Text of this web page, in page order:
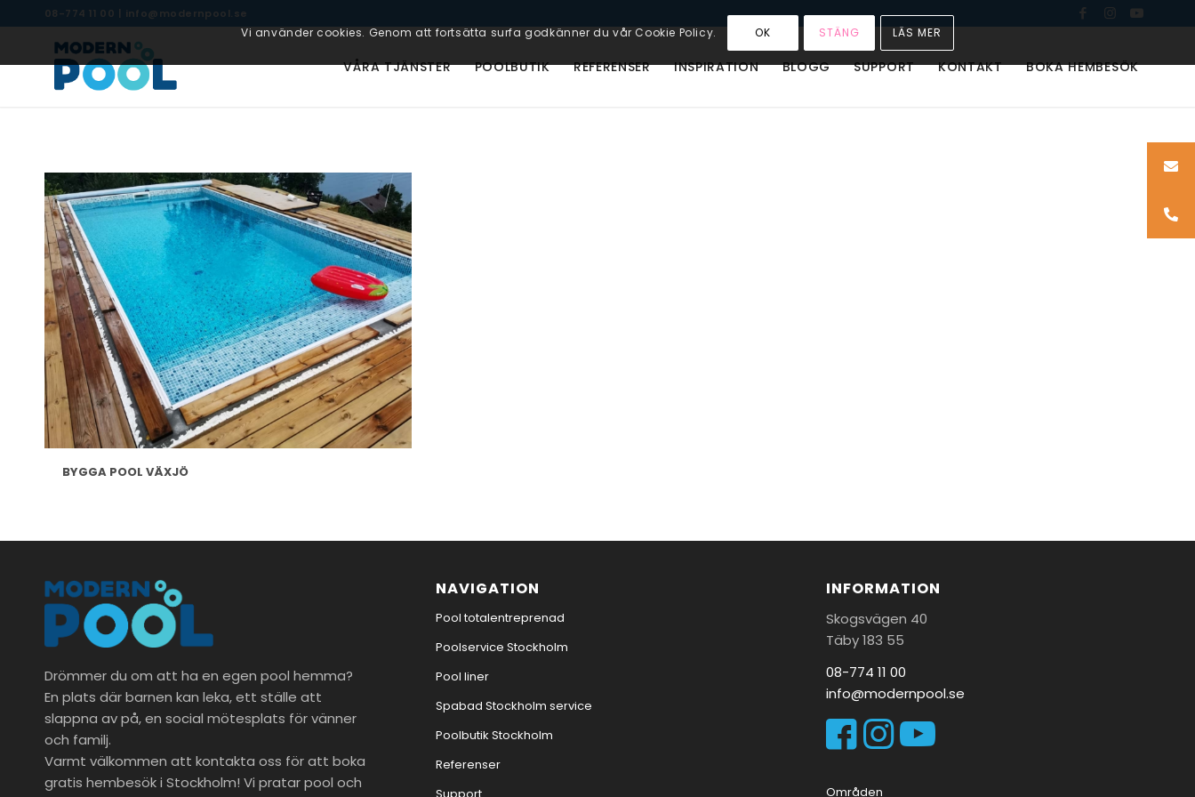
08-774 11 00 | info@modernpool.se
VÅRA TJÄNSTER POOLBUTIK REFERENSER INSPIRATION BLOGG SUPPORT KONTAKT BOKA HEMBESÖK
BYGGA POOL VÄXJÖ
Drömmer du om att ha en egen pool hemma?
En plats där barnen kan leka, ett ställe att
slappna av på, en social mötesplats för vänner
och familj.
Varmt välkommen att kontakta oss för att boka
gratis hembesök i Stockholm! Vi pratar pool och
NAVIGATION
Pool totalentreprenad
Poolservice Stockholm
Pool liner
Spabad Stockholm service
Poolbutik Stockholm
Referenser
INFORMATION
Skogsvägen 40
Täby 183 55
08-774 11 00
info@modernpool.se
Områden
Vi använder cookies. Genom att fortsätta surfa godkänner du vår Cookie Policy. OK STÄNG LÄS MER